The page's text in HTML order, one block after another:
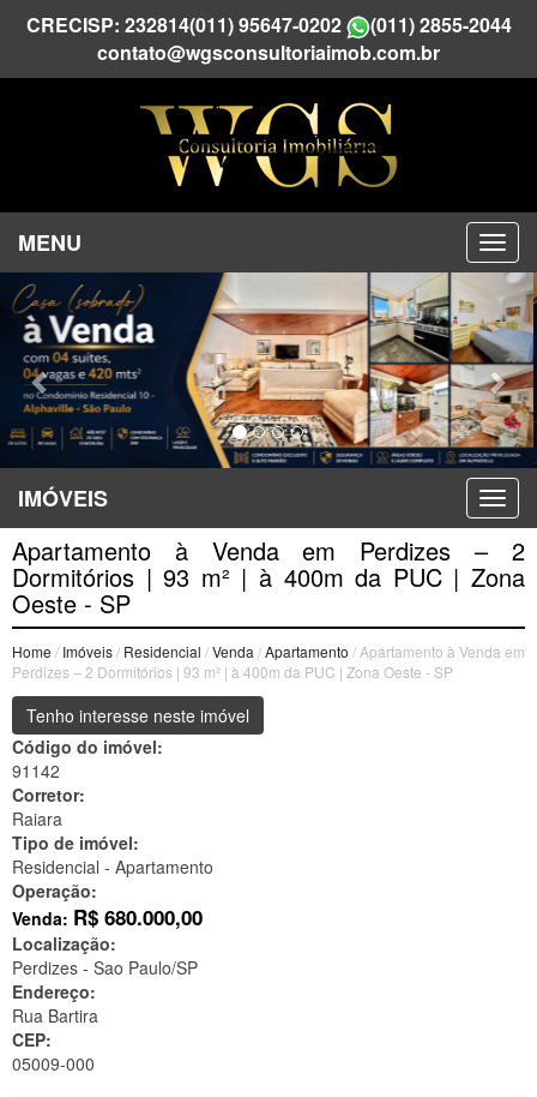
CRECISP: 232814(011) 95647-0202
(011) 2855-2044
contato@wgsconsultoriaimob.com.br
MENU
Previous
IMÓVEIS
Apartamento à Venda em Perdizes – 2
Dormitórios | 93 m² | à 400m da PUC | Zona
Oeste - SP
Home / Imóveis/ Residencial /Venda /Apartamento / Apartamento à Venda em
Perdizes – 2 Dormitórios | 93 m² | à 400m da PUC | Zona Oeste - SP
Tenho interesse neste imóvel
Código do imóvel:
91142
Corretor:
Raiara
Tipo de imóvel:
Residencial - Apartamento
Operação:
Venda: R$ 680.000,00
Localização:
Perdizes - Sao Paulo/SP
Endereço:
Rua Bartira
CEP:
05009-000